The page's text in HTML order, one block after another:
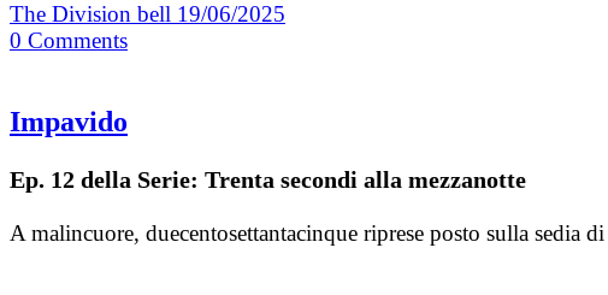
The Division bell 19/06/2025
0 Comments
Impavido
Ep. 12 della Serie: Trenta secondi alla mezzanotte
A malincuore, duecentosettantacinque riprese posto sulla